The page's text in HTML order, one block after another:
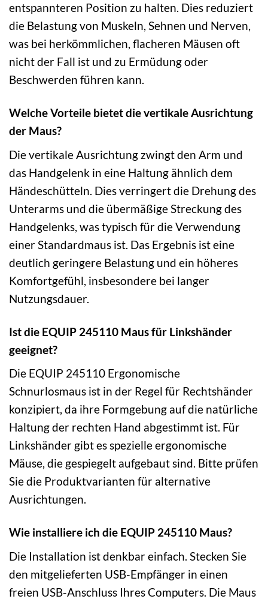
entspannteren Position zu halten. Dies reduziert
die Belastung von Muskeln, Sehnen und Nerven,
was bei herkömmlichen, flacheren Mäusen oft
nicht der Fall ist und zu Ermüdung oder
Beschwerden führen kann.
Welche Vorteile bietet die vertikale Ausrichtung
der Maus?
Die vertikale Ausrichtung zwingt den Arm und
das Handgelenk in eine Haltung ähnlich dem
Händeschütteln. Dies verringert die Drehung des
Unterarms und die übermäßige Streckung des
Handgelenks, was typisch für die Verwendung
einer Standardmaus ist. Das Ergebnis ist eine
deutlich geringere Belastung und ein höheres
Komfortgefühl, insbesondere bei langer
Nutzungsdauer.
Ist die EQUIP 245110 Maus für Linkshänder
geeignet?
Die EQUIP 245110 Ergonomische
Schnurlosmaus ist in der Regel für Rechtshänder
konzipiert, da ihre Formgebung auf die natürliche
Haltung der rechten Hand abgestimmt ist. Für
Linkshänder gibt es spezielle ergonomische
Mäuse, die gespiegelt aufgebaut sind. Bitte prüfen
Sie die Produktvarianten für alternative
Ausrichtungen.
Wie installiere ich die EQUIP 245110 Maus?
Die Installation ist denkbar einfach. Stecken Sie
den mitgelieferten USB-Empfänger in einen
freien USB-Anschluss Ihres Computers. Die Maus